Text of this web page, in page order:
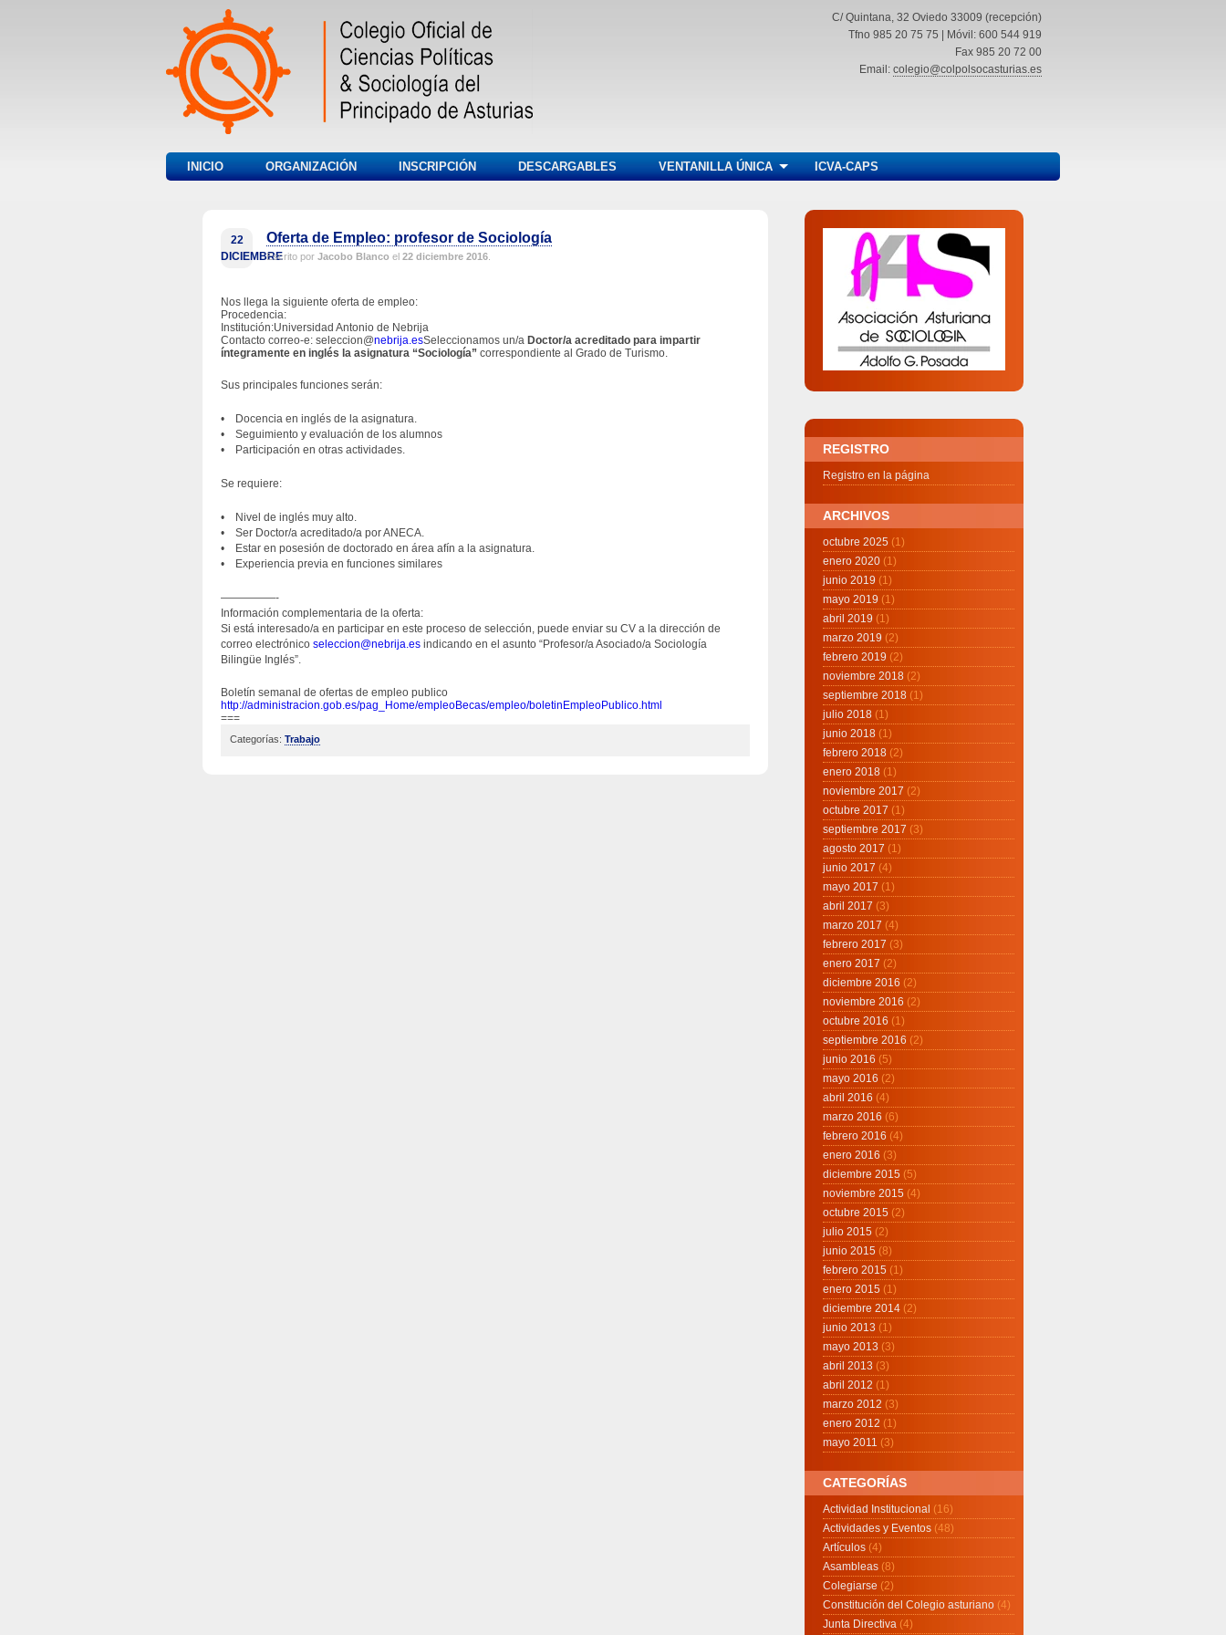
C/ Quintana, 32 Oviedo 33009 (recepción)
Tfno 985 20 75 75 | Móvil: 600 544 919
Fax 985 20 72 00
Email: colegio@colpolsocasturias.es
INICIO ORGANIZACIÓN INSCRIPCIÓN DESCARGABLES VENTANILLA ÚNICA ICVA-CAPS
22
DICIEMBRE
Oferta de Empleo: profesor de Sociología
Escrito por Jacobo Blanco el 22 diciembre 2016
Nos llega la siguiente oferta de empleo:
Procedencia:
Institución:Universidad Antonio de Nebrija
Contacto correo-e: seleccion@nebrija.esSeleccionamos un/a Doctor/a acreditado para impartir
íntegramente en inglés la asignatura “Sociología” correspondiente al Grado de Turismo.
Sus principales funciones serán:
• Docencia en inglés de la asignatura.
• Seguimiento y evaluación de los alumnos
• Participación en otras actividades.
Se requiere:
• Nivel de inglés muy alto.
• Ser Doctor/a acreditado/a por ANECA.
• Estar en posesión de doctorado en área afín a la asignatura.
• Experiencia previa en funciones similares
—————-
Información complementaria de la oferta:
Si está interesado/a en participar en este proceso de selección, puede enviar su CV a la dirección de
correo electrónico seleccion@nebrija.es indicando en el asunto “Profesor/a Asociado/a Sociología
Bilingüe Inglés”.
Boletín semanal de ofertas de empleo publico
http://administracion.gob.es/pag_Home/empleoBecas/empleo/boletinEmpleoPublico.html
===
Categorías: Trabajo
REGISTRO
Registro en la página
ARCHIVOS
octubre 2025 (1)
enero 2020 (1)
junio 2019 (1)
mayo 2019 (1)
abril 2019 (1)
marzo 2019 (2)
febrero 2019 (2)
noviembre 2018 (2)
septiembre 2018 (1)
julio 2018 (1)
junio 2018 (1)
febrero 2018 (2)
enero 2018 (1)
noviembre 2017 (2)
octubre 2017 (1)
septiembre 2017 (3)
agosto 2017 (1)
junio 2017 (4)
mayo 2017 (1)
abril 2017 (3)
marzo 2017 (4)
febrero 2017 (3)
enero 2017 (2)
diciembre 2016 (2)
noviembre 2016 (2)
octubre 2016 (1)
septiembre 2016 (2)
junio 2016 (5)
mayo 2016 (2)
abril 2016 (4)
marzo 2016 (6)
febrero 2016 (4)
enero 2016 (3)
diciembre 2015 (5)
noviembre 2015 (4)
octubre 2015 (2)
julio 2015 (2)
junio 2015 (8)
febrero 2015 (1)
enero 2015 (1)
diciembre 2014 (2)
junio 2013 (1)
mayo 2013 (3)
abril 2013 (3)
abril 2012 (1)
marzo 2012 (3)
enero 2012 (1)
mayo 2011 (3)
CATEGORÍAS
Actividad Institucional (16)
Actividades y Eventos (48)
Artículos (4)
Asambleas (8)
Colegiarse (2)
Constitución del Colegio asturiano (4)
Junta Directiva (4)